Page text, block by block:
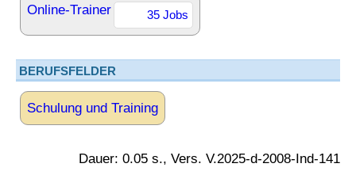
Online-Trainer 35 Jobs
BERUFSFELDER
Schulung und Training
Dauer: 0.05 s., Vers. V.2025-d-2008-Ind-141